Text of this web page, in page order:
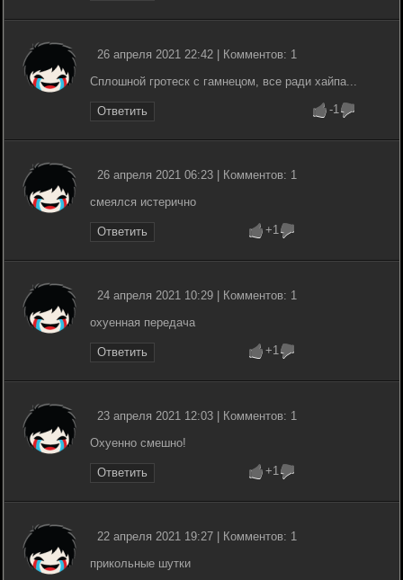
26 апреля 2021 22:42 | Комментов: 1
Сплошной гротеск с гамнецом, все ради хайпа...
Ответить -1
26 апреля 2021 06:23 | Комментов: 1
смеялся истерично
Ответить +1
24 апреля 2021 10:29 | Комментов: 1
охуенная передача
Ответить +1
23 апреля 2021 12:03 | Комментов: 1
Охуенно смешно!
Ответить +1
22 апреля 2021 19:27 | Комментов: 1
прикольные шутки